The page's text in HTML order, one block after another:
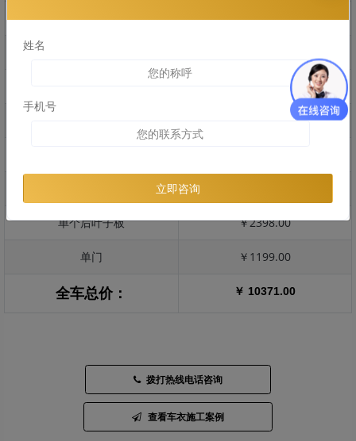
后保险杠 ￥1271.00
￥2351.00
单个后叶子板 ￥2398.00
单门 ￥1199.00
全车总价： ￥ 10371.00
拨打热线电话咨询
查看车衣施工案例
姓名
手机号
立即咨询